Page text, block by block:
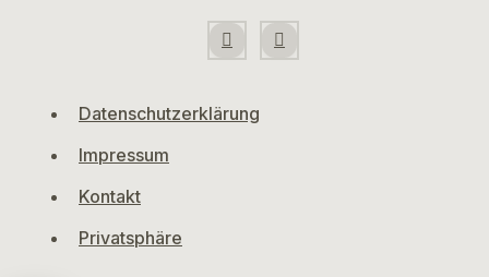
Datenschutzerklärung
Impressum
Kontakt
Privatsphäre